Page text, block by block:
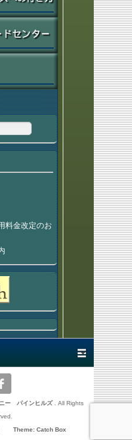
料金改定のお
ー パインヒルズ
. All Rights
Theme: Catch Box